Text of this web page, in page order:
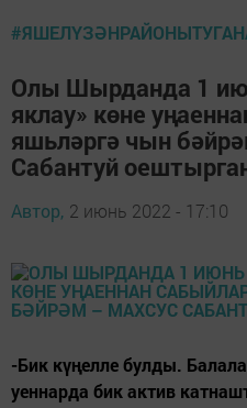
Олы Шырданда 1
яклау» көне
яшьләргә чын
Сабантуй
Автор, 2 июнь 2022 - 17:10
-Бик күңелле булды.
уеннарда бик актив